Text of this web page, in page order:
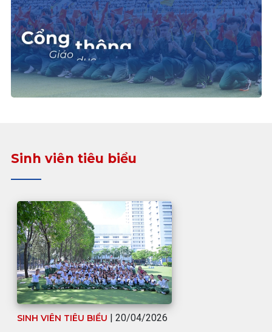
Sinh viên tiêu biểu
SINH VIÊN TIÊU BIỂU | 20/04/2026